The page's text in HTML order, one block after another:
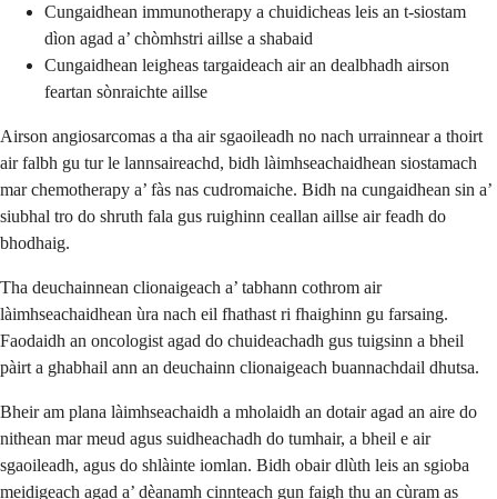
Cungaidhean immunotherapy a chuidicheas leis an t-siostam
dìon agad a’ chòmhstri aillse a shabaid
Cungaidhean leigheas targaideach air an dealbhadh airson
feartan sònraichte aillse
Airson angiosarcomas a tha air sgaoileadh no nach urrainnear a thoirt
air falbh gu tur le lannsaireachd, bidh làimhseachaidhean siostamach
mar chemotherapy a’ fàs nas cudromaiche. Bidh na cungaidhean sin a’
siubhal tro do shruth fala gus ruighinn ceallan aillse air feadh do
bhodhaig.
Tha deuchainnean clionaigeach a’ tabhann cothrom air
làimhseachaidhean ùra nach eil fhathast ri fhaighinn gu farsaing.
Faodaidh an oncologist agad do chuideachadh gus tuigsinn a bheil
pàirt a ghabhail ann an deuchainn clionaigeach buannachdail dhutsa.
Bheir am plana làimhseachaidh a mholaidh an dotair agad an aire do
nithean mar meud agus suidheachadh do tumhair, a bheil e air
sgaoileadh, agus do shlàinte iomlan. Bidh obair dlùth leis an sgioba
meidigeach agad a’ dèanamh cinnteach gun faigh thu an cùram as